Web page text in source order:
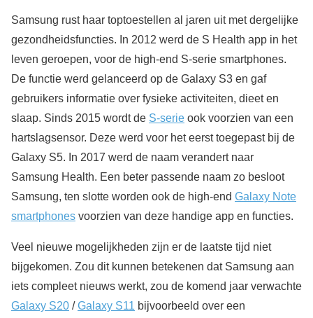
Samsung rust haar toptoestellen al jaren uit met dergelijke
gezondheidsfuncties. In 2012 werd de S Health app in het
leven geroepen, voor de high-end S-serie smartphones.
De functie werd gelanceerd op de Galaxy S3 en gaf
gebruikers informatie over fysieke activiteiten, dieet en
slaap. Sinds 2015 wordt de S-serie ook voorzien van een
hartslagsensor. Deze werd voor het eerst toegepast bij de
Galaxy S5. In 2017 werd de naam verandert naar
Samsung Health. Een beter passende naam zo besloot
Samsung, ten slotte worden ook de high-end Galaxy Note
smartphones voorzien van deze handige app en functies.
Veel nieuwe mogelijkheden zijn er de laatste tijd niet
bijgekomen. Zou dit kunnen betekenen dat Samsung aan
iets compleet nieuws werkt, zou de komend jaar verwachte
Galaxy S20 /Galaxy S11 bijvoorbeeld over een